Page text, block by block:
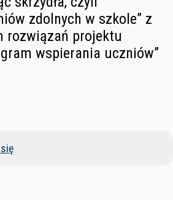
zdolnych w szkole” z
rozwiązań projektu
wspierania uczniów”